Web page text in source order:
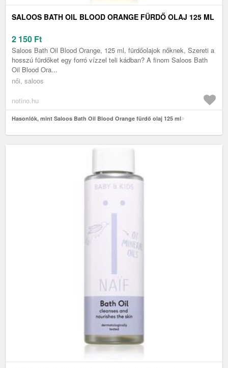
SALOOS BATH OIL BLOOD ORANGE FÜRDŐ OLAJ 125 ML
2 150 Ft
Saloos Bath Oil Blood Orange, 125 ml, fürdőolajok nőknek, Szereti a
hosszú fürdőket egy forró vízzel teli kádban? A finom Saloos Bath
Oil Blood Ora...
női, saloos
notino.hu
Hasonlók, mint Saloos Bath Oil Blood Orange fürdő olaj 125 ml